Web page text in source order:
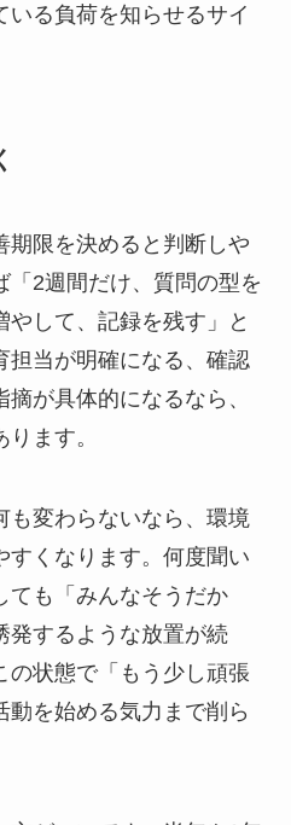
る負荷を知らせるサイ
期限を決めると判断しや
「2週間だけ、質問の型を
して、記録を残す」と
担当が明確になる、確認
が具体的になるなら、
ます。
も変わらないなら、環境
すくなります。何度聞い
ても「みんなそうだか
発するような放置が続
の状態で「もう少し頑張
を始める気力まで削ら